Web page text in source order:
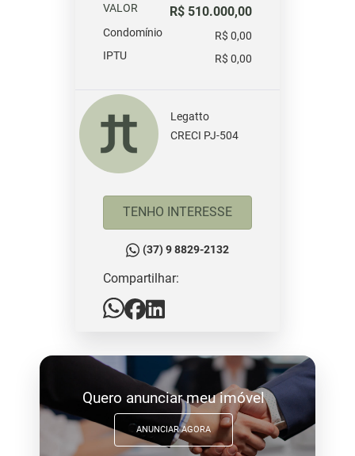
VALOR R$ 510.000,00
Condomínio
R$ 0,00
IPTU
R$ 0,00
Legatto
CRECI PJ-504
TENHO INTERESSE
(37) 9 8829-2132
Compartilhar:
Quero anunciar meu imóvel
ANUNCIAR AGORA